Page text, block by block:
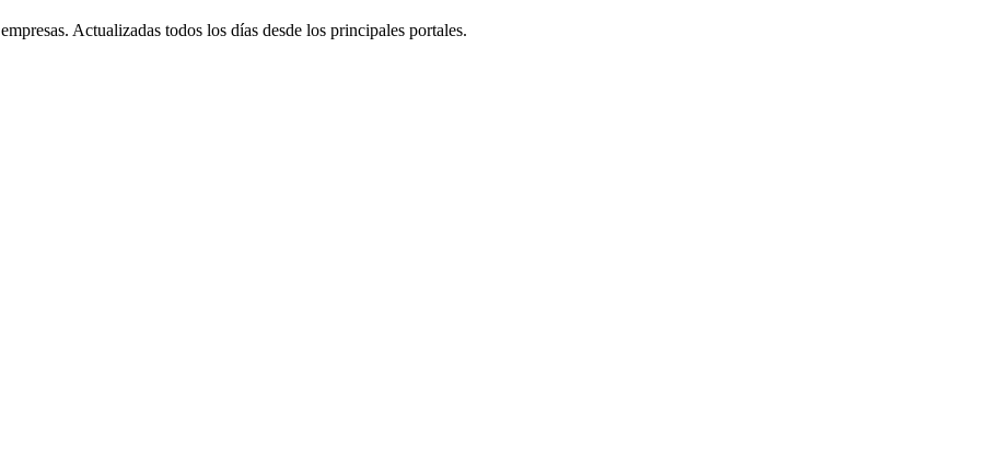
empresas. Actualizadas todos los días desde los principales portales.